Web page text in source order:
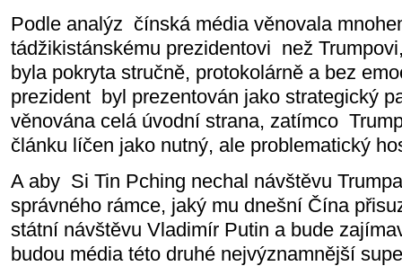
Podle analýz čínská média věnovala
tádžikistánskému prezidentovi než
byla pokryta stručně, protokolárně a bez
prezident byl prezentován jako strategický
věnována celá úvodní strana, zatímco
článku líčen jako nutný, ale problematický
A aby Si Tin Pching nechal návštěvu
správného rámce, jaký mu dnešní Čína
státní návštěvu Vladimír Putin a bude
budou média této druhé nejvýznamnější